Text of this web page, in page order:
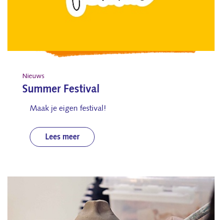
Nieuws
Summer Festival
Maak je eigen festival!
Lees meer